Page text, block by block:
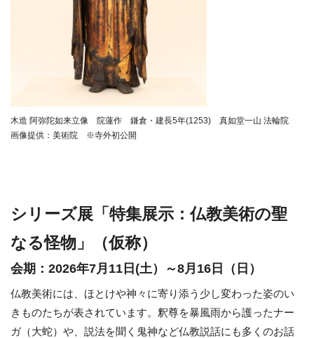
木造 阿弥陀如来立像 院蓮作 鎌倉・建長5年(1253) 真如堂一山 法輪院
画像提供：美術院 ※寺外初公開
シリーズ展「特集展示：仏教美術の聖
なる怪物」（仮称）
会期：2026年7月11日(土）～8月16日（日）
仏教美術には、ほとけや神々に寄り添う少し変わった姿のい
きものたちが表されています。釈尊を暴風雨から護ったナー
ガ（大蛇）や、説法を聞く鬼神など仏教説話にも多くのお話